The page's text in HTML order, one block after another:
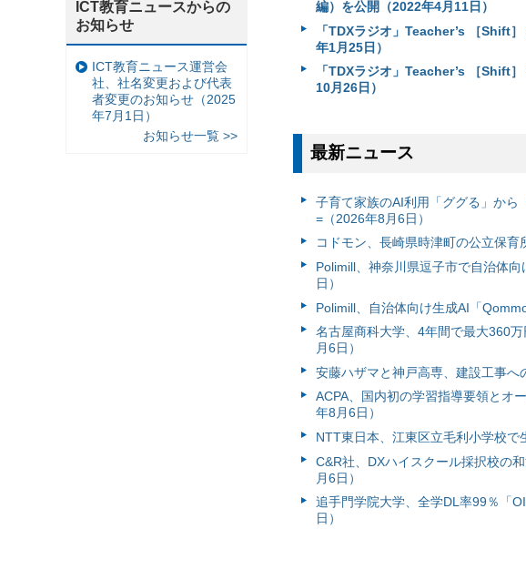
編）を公開（2022年4月11日）
「TDXラジオ」Teacher’s ［Shift
年1月25日）
「TDXラジオ」Teacher’s ［Shift
10月26日）
最新ニュース
子育て家族のAI利用「ググる」から
=（2026年8月6日）
コドモン、長崎県時津町の公立保育
Polimill、神奈川県逗子市で自治体
日）
Polimill、自治体向け生成AI「
名古屋商科大学、4年間で最大360
月6日）
安藤ハザマと神戸高専、建設工事へ
ACPA、国内初の学習指導要領とオ
年8月6日）
NTT東日本、江東区立毛利小学校で
C&R社、DXハイスクール採択校の
月6日）
追手門学院大学、全学DL率99％「
日）
ICT教育ニュースからの
お知らせ
ICT教育ニュース運営会
社、社名変更および代表
者変更のお知らせ（2025
年7月1日）
お知らせ一覧 >>